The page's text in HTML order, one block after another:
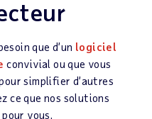
que d’un logiciel
convivial ou que vous
simplifier d’autres
ce que nos solutions
vous.